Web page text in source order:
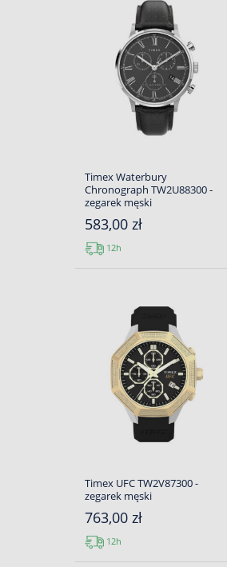
Timex Waterbury
Chronograph TW2U88300 -
zegarek męski
583,00 zł
12h
Timex UFC TW2V87300 -
zegarek męski
763,00 zł
12h